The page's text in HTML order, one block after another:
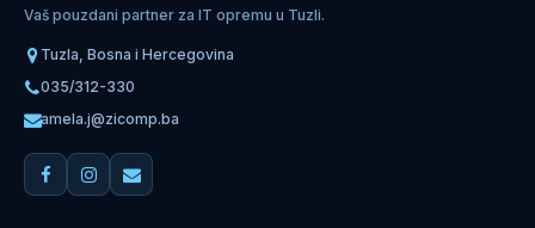
Vaš pouzdani partner za IT opremu u Tuzli.
Tuzla, Bosna i Hercegovina
035/312-330
amela.j@zicomp.ba